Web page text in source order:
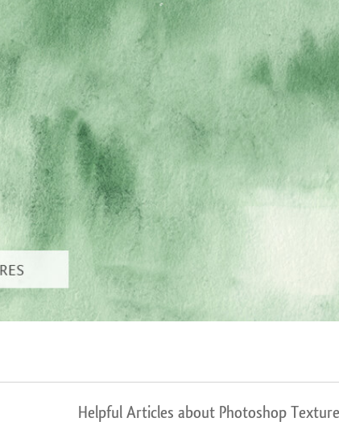
Produkt-Fotobearbeitung Schmuck-Fotobearbeitung KI-
Helpful Articles about Photoshop